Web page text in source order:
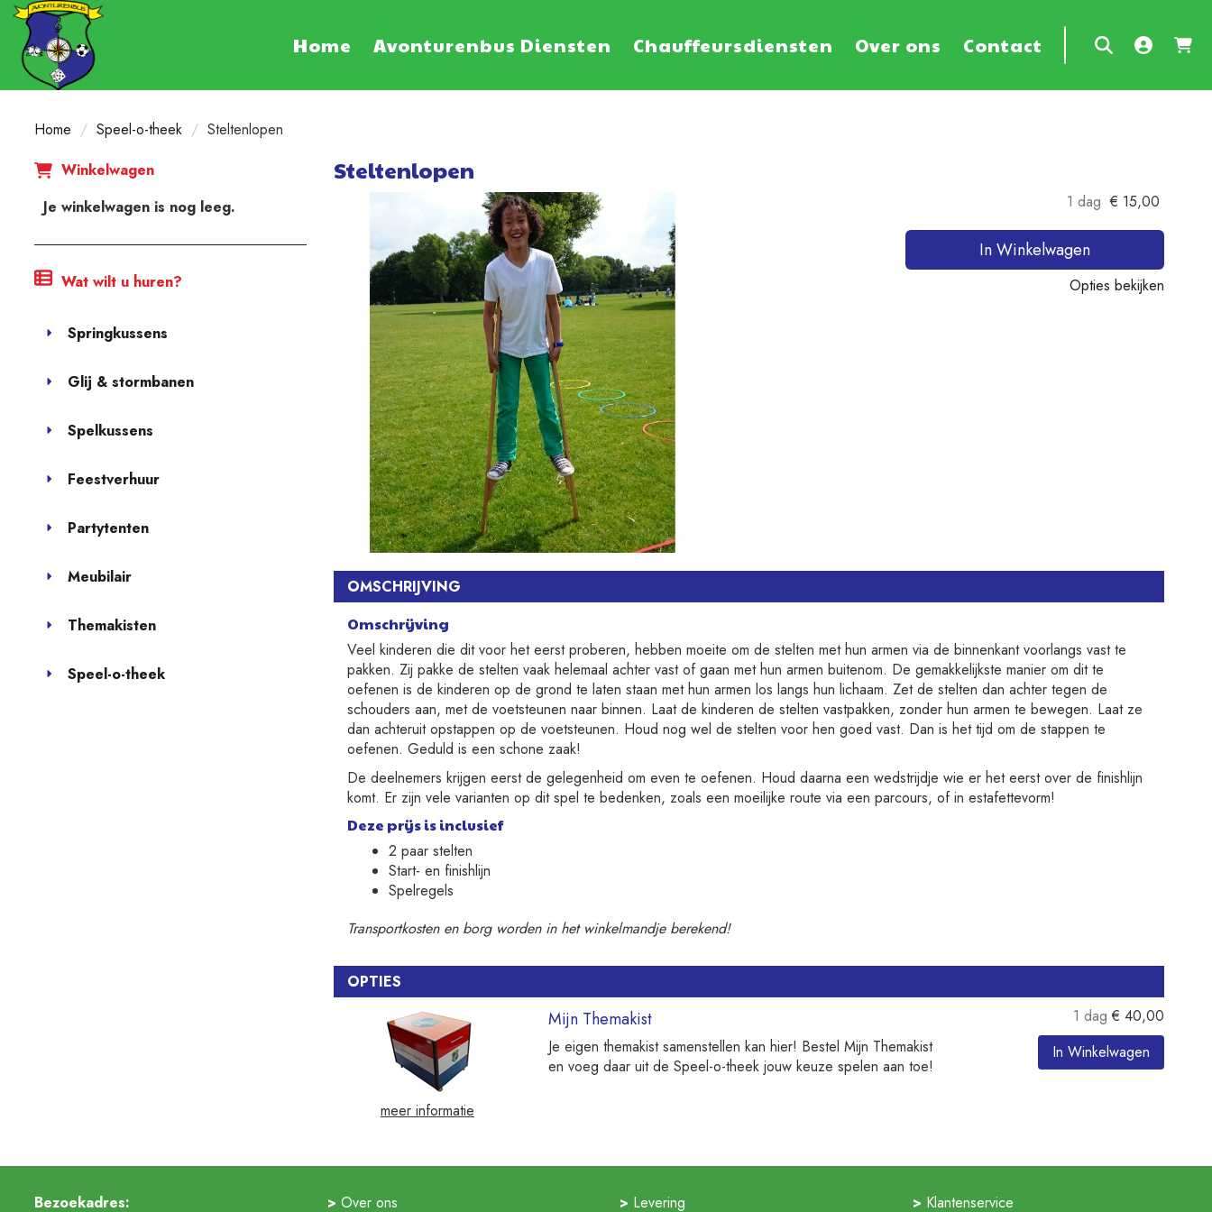
Home Avonturenbus Diensten Chauffeursdiensten Over ons Contact
Home Speel-o-theek
Steltenlopen
Winkelwagen
Je winkelwagen is nog leeg.
Wat wilt u huren?
Springkussens
Glij & stormbanen
Spelkussens
Feestverhuur
Partytenten
Meubilair
Themakisten
Speel-o-theek
Steltenlopen
1 dag € 15,00
In Winkelwagen
Opties bekijken
OMSCHRIJVING
Omschrijving
Veel kinderen die dit voor het eerst proberen, hebben moeite om de stelten met hun armen via de binnenkant voorlangs vast te
pakken. Zij pakke de stelten vaak helemaal achter vast of gaan met hun armen buitenom. De gemakkelijkste manier om dit te
oefenen is de kinderen op de grond te laten staan met hun armen los langs hun lichaam. Zet de stelten dan achter tegen de
schouders aan, met de voetsteunen naar binnen. Laat de kinderen de stelten vastpakken, zonder hun armen te bewegen. Laat ze
dan achteruit opstappen op de voetsteunen. Houd nog wel de stelten voor hen goed vast. Dan is het tijd om de stappen te
oefenen. Geduld is een schone zaak!
De deelnemers krijgen eerst de gelegenheid om even te oefenen. Houd daarna een wedstrijdje wie er het eerst over de finishlijn
komt. Er zijn vele varianten op dit spel te bedenken, zoals een moeilijke route via een parcours, of in estafettevorm!
Deze prijs is inclusief
2 paar stelten
Start- en finishlijn
Spelregels
Transportkosten en borg worden in het winkelmandje berekend!
OPTIES
meer informatie
1 dag € 40,00
In Winkelwagen
Mijn Themakist
Je eigen themakist samenstellen kan hier! Bestel Mijn Themakist
en voeg daar uit de Speel-o-theek jouw keuze spelen aan toe!
Bezoekadres: Over ons Levering Klantenservice